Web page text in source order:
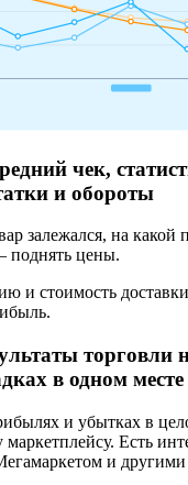
чек,
и обороты
залежался, на какой
поднять цены.
и стоимость
торговли
в одном месте
и убытках в
маркетплейсу. Есть
и